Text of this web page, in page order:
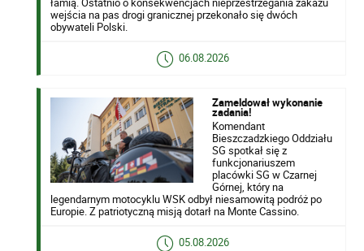
wejścia na pas drogi granicznej przekonało się dwóch
obywateli Polski.
06.08.2026
Zameldował wykonanie
zadania!
Komendant
Bieszczadzkiego Oddziału
SG spotkał się z
funkcjonariuszem
placówki SG w Czarnej
Górnej, który na
legendarnym motocyklu WSK odbył niesamowitą podróż po
Europie. Z patriotyczną misją dotarł na Monte Cassino.
05.08.2026